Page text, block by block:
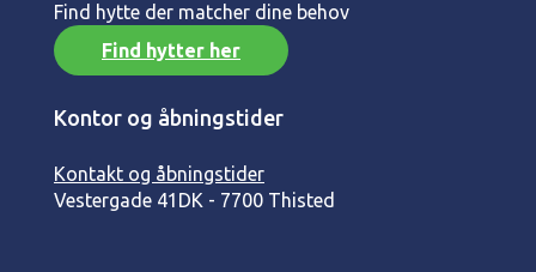
Find hytte der matcher dine behov
Find hytter her
Kontor og åbningstider
Kontakt og åbningstider
Vestergade 41 DK - 7700 Thisted